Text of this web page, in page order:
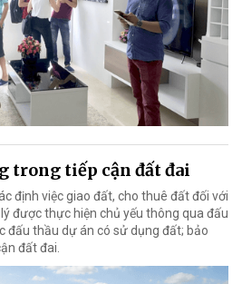
trong tiếp cận đất đai
định việc giao đất, cho thuê đất đối với
được thực hiện chủ yếu thông qua đấu
đấu thầu dự án có sử dụng đất; bảo
đất đai.